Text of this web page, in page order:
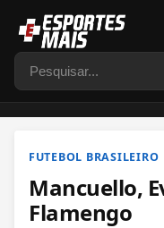
Pesquisar
FUTEBOL BRASILEIRO
Mancuello,
Flamengo